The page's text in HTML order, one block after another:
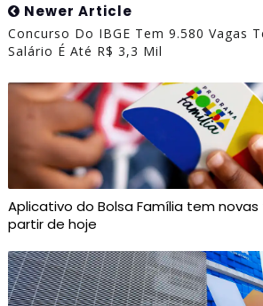
Newer Article
Concurso Do IBGE Tem 9.580 Vagas
Salário É Até R$ 3,3 Mil
Aplicativo do Bolsa Família tem
partir de hoje